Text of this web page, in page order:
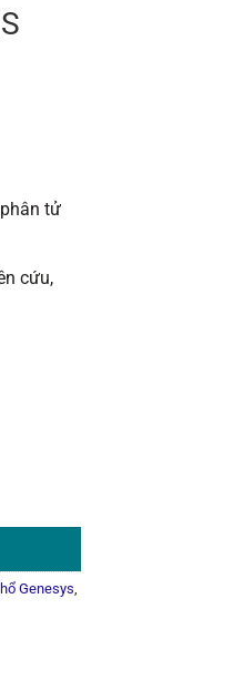
tử
cứu,
Genesys